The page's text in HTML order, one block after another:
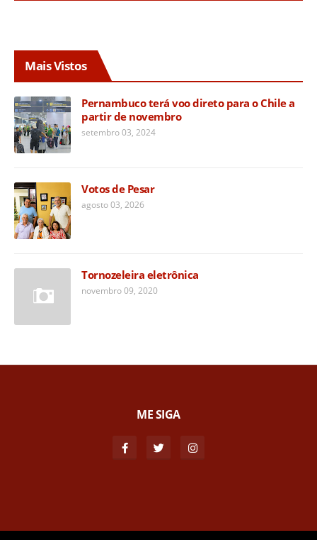
Mais Vistos
Pernambuco terá voo direto para o Chile a
partir de novembro
setembro 03, 2024
Votos de Pesar
agosto 03, 2026
Tornozeleira eletrônica
novembro 09, 2020
ME SIGA